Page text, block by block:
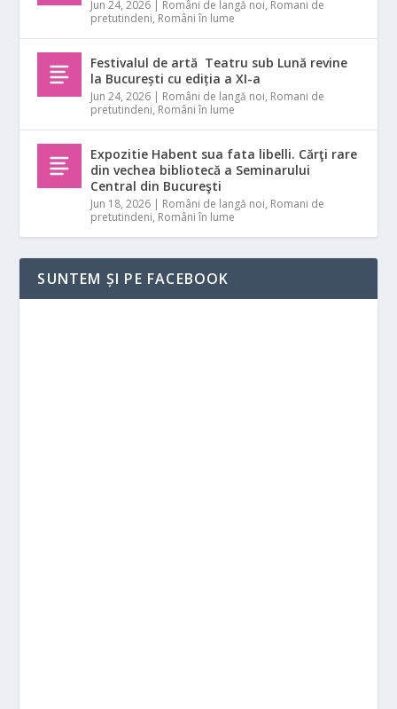
Jun 24, 2026 | Români de langă noi, Romani de
pretutindeni, Români în lume
Festivalul de artă Teatru sub Lună revine
la București cu ediția a XI-a
Jun 24, 2026 | Români de langă noi, Romani de
pretutindeni, Români în lume
Expozitie Habent sua fata libelli. Cărţi rare
din vechea bibliotecă a Seminarului
Central din Bucureşti
Jun 18, 2026 | Români de langă noi, Romani de
pretutindeni, Români în lume
SUNTEM ȘI PE FACEBOOK